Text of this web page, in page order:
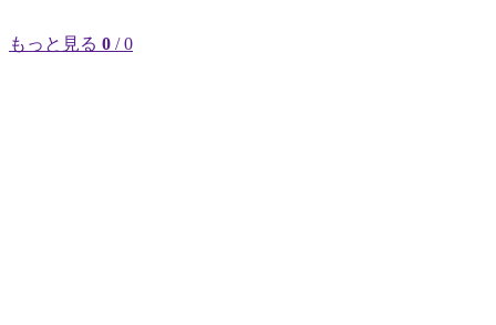
もっと見る 0 / 0